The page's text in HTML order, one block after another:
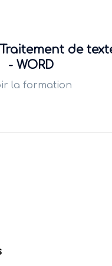
Traitement de
- WORD
la formation